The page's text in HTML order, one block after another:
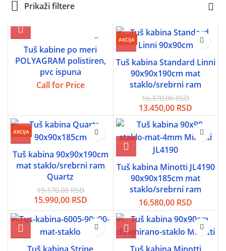
niže
ka
višoj
Prikaži filtere
Tuš kabine po meri
POLYAGRAM polistiren,
pvc ispuna
Call for Price
AKCIJA
Tuš kabina Standard Linni
90x90x190cm mat
staklo/srebrni ram
16.370,00RSD
Originalna
cena
je
bila:
16.370,00 RSD.
13.450,00 RSD
cena
je:
AKCIJA
Tuš kabina 90x90x190cm
mat staklo/srebrni ram
Quartz
19.170,00RSD
Originalna
cena
je
bila:
15.990,00 RSDTrenutna
cena
je:
15.990,00 RSD.
Tuš kabina Minotti JL4190
90x90x185cm mat
staklo/srebrni ram
16.580,00 RSD